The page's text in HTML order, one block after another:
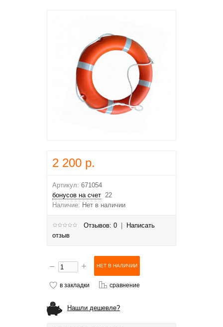
2 200 р.
Артикул: 671054
бонусов на счет 22
Наличие: Нет в наличии
Отзывов: 0
Написать
отзыв
в закладки сравнение
Нашли дешевле?